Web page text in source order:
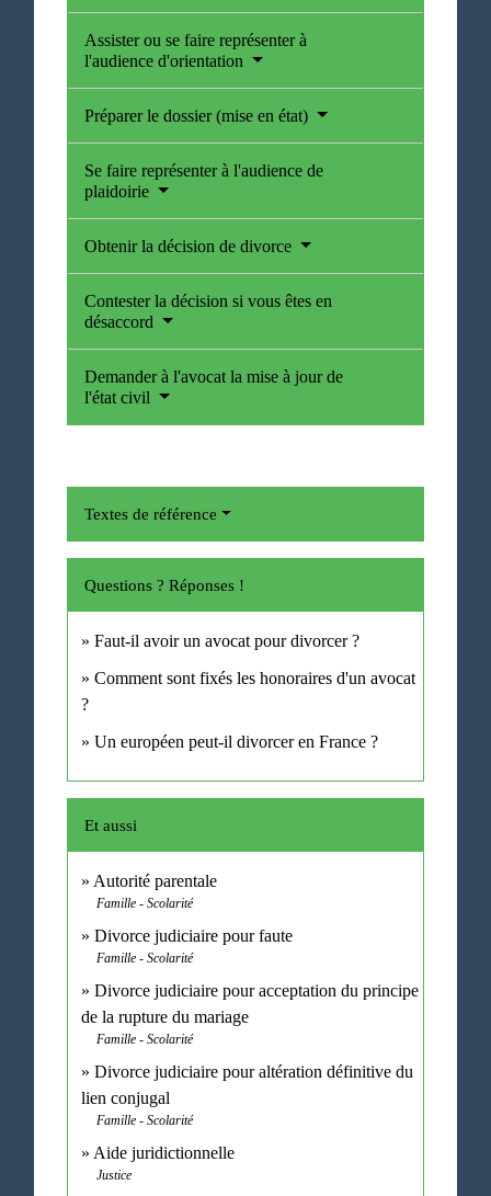
Assister ou se faire représenter à
l'audience d'orientation
Préparer le dossier (mise en état)
Se faire représenter à l'audience de
plaidoirie
Obtenir la décision de divorce
Contester la décision si vous êtes en
désaccord
Demander à l'avocat la mise à jour de
l'état civil
Textes de référence
Questions ? Réponses !
Faut-il avoir un avocat pour divorcer ?
Comment sont fixés les honoraires d'un avocat
?
Un européen peut-il divorcer en France ?
Et aussi
Autorité parentale
Famille - Scolarité
Divorce judiciaire pour faute
Famille - Scolarité
Divorce judiciaire pour acceptation du principe
de la rupture du mariage
Famille - Scolarité
Divorce judiciaire pour altération définitive du
lien conjugal
Famille - Scolarité
Aide juridictionnelle
Justice